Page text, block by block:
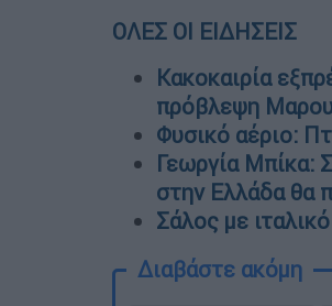
ΟΛΕΣ ΟΙ ΕΙΔΗΣΕΙΣ
Κακοκαιρία
πρόβλεψη
Φυσικό αέριο:
Γεωργία Μπίκα:
στην Ελλάδα θα
Σάλος με
Διαβάστε ακόμη